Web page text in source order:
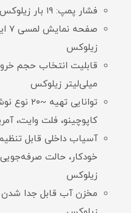
فشار پمپ: ۱۹ بار زیلوکس
زیلوکس
میلی‌لیتر زیلوکس
توانایی
کاپوچینو، فلت وایت،
آسیاب داخلی قابل
زیلوکس